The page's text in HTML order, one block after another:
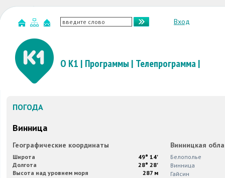
Вход
О К1 | Программы | Телепрограмма|
ПОГОДА
Винница
Географические координаты
Широта
49° 14'
Долгота
28° 28'
Высота над уровнем моря
287 м
Винницкая
Белополье
Винница
Гайсин